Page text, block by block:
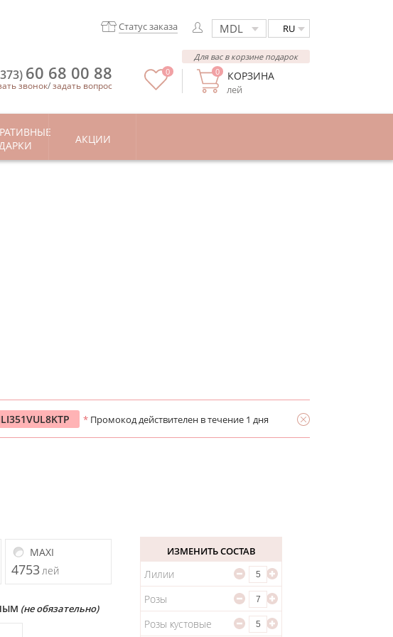
RU
Статус заказа
КОРЗИНА
лей
0
Для вас в корзине подарок
0
60 68 00 88
звонок/задать вопрос
АКЦИИ
* Промокод действителен в течение 1 дня
MAXI
4753 лей
(не обязательно)
ИЗМЕНИТЬ СОСТАВ
Лилии
Розы
Розы кустовые